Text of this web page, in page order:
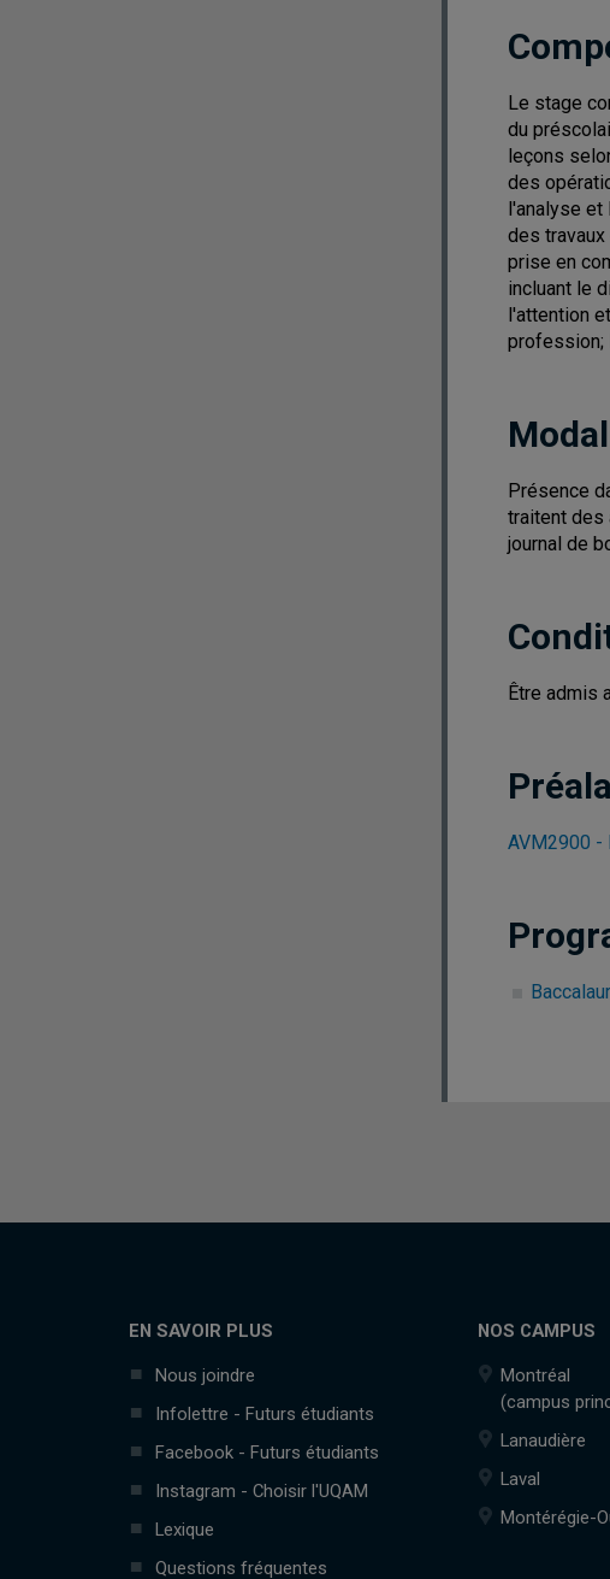
Le stage
du
leçons
des
l'analyse et
des
prise en
incluant le
l'attention
profession;
Présence
traitent des
journal de
Être admis
AVM2900 -
EN SAVOIR PLUS
Nous joindre
Infolettre - Futurs étudiants
Facebook - Futurs étudiants
Instagram - Choisir l'UQAM
Lexique
Questions fréquentes
NOS CAMPUS
Montréal
(campus
Lanaudière
Laval
Montérégie-